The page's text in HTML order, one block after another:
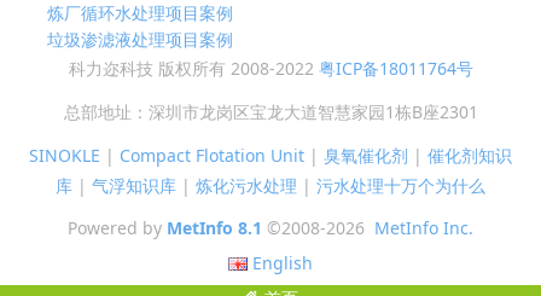
炼厂循环水处理项目案例
垃圾渗滤液处理项目案例
科力迩科技 版权所有 2008-2022 粤ICP备18011764号
总部地址：深圳市龙岗区宝龙大道智慧家园1栋B座2301
SINOKLE | Compact Flotation Unit | 臭氧催化剂 | 催化剂知识
库 | 气浮知识库 | 炼化污水处理 | 污水处理十万个为什么
Powered by MetInfo 8.1 ©2008-2026 MetInfo Inc.
English